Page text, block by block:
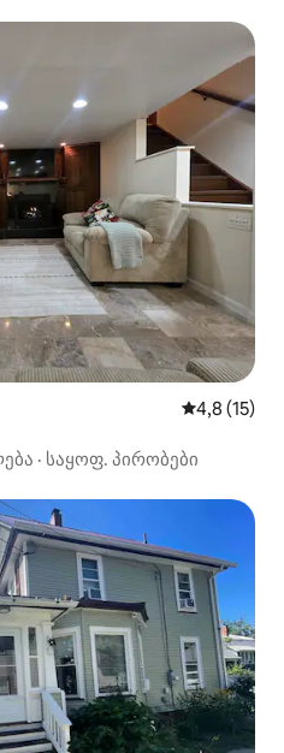
საშუალო
4,8 (15)
· საყოფ. პირობები
ვარიანტი